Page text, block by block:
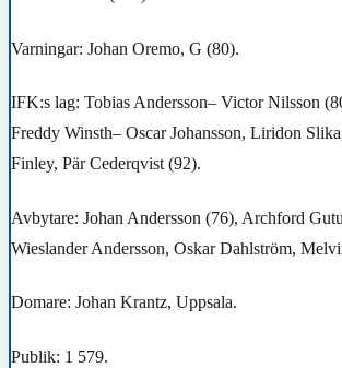
Varningar: Johan Oremo, G (80).
IFK:s lag: Tobias Andersson– Victor Nilsson
Freddy Winsth– Oscar Johansson, Liridon
Finley, Pär Cederqvist (92).
Avbytare: Johan Andersson (76), Archford
Wieslander Andersson, Oskar Dahlström,
Domare: Johan Krantz, Uppsala.
Publik: 1 579.